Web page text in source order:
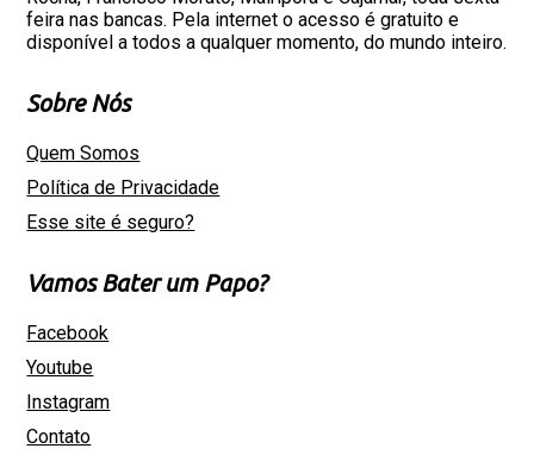
feira nas bancas. Pela internet o acesso é gratuito e
disponível a todos a qualquer momento, do mundo inteiro.
Sobre Nós
Quem Somos
Política de Privacidade
Esse site é seguro?
Vamos Bater um Papo?
Facebook
Youtube
Instagram
Contato